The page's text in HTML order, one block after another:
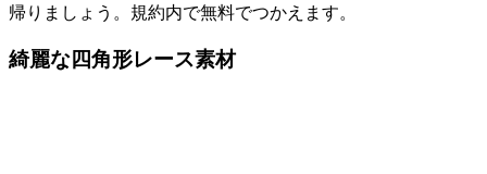
帰りましょう。規約内で無料でつかえます。
綺麗な四角形レース素材